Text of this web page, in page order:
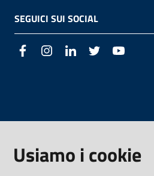
SEGUICI SUI SOCIAL
FacebookInstagramLinkedIn Twitter
Usiamo i cookie